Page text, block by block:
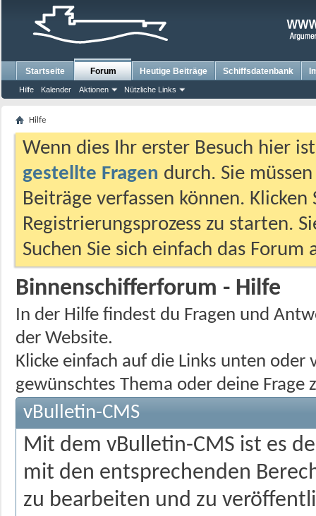
Startseite Forum
Hilfe Kalender Aktionen Nützliche Links
Heutige Beiträge Schiffsdatenbank
Hilfe
Wenn dies Ihr erster Besuch hier
gestellte Fragen durch. Sie
Beiträge verfassen können.
Registrierungsprozess zu starten.
Suchen Sie sich einfach das
Binnenschifferforum - Hilfe
In der Hilfe findest du Fragen und
der Website.
Klicke einfach auf die Links unten
gewünschtes Thema oder deine Frage
vBulletin-CMS
Mit dem vBulletin-CMS ist es
mit den entsprechenden
zu bearbeiten und zu